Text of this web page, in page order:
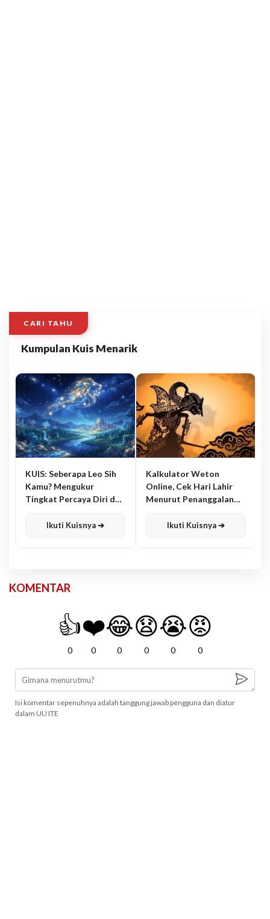
CARI TAHU
Kumpulan Kuis Menarik
KUIS: Seberapa Leo Sih
Kamu? Mengukur
Tingkat Percaya Diri dan
Ikuti Kuisnya ➔
Kalkulator Weton
Online, Cek Hari Lahir
Menurut Penanggalan
Ikuti Kuisnya ➔
KOMENTAR
👍
0
❤️
0
😂
0
😧
0
😭
0
😡
0
Isi komentar sepenuhnya adalah tanggung jawab pengguna dan diatur
dalam UU ITE